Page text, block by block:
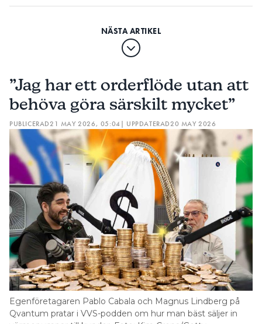
”Jag har ett orderflöde utan att
behöva göra särskilt mycket”
PUBLICERAD21 MAY 2026, 05:04| UPPDATERAD20 MAY 2026
Egenföretagaren Pablo Cabala och Magnus Lindberg på
Qvantum pratar i VVS-podden om hur man bäst säljer in